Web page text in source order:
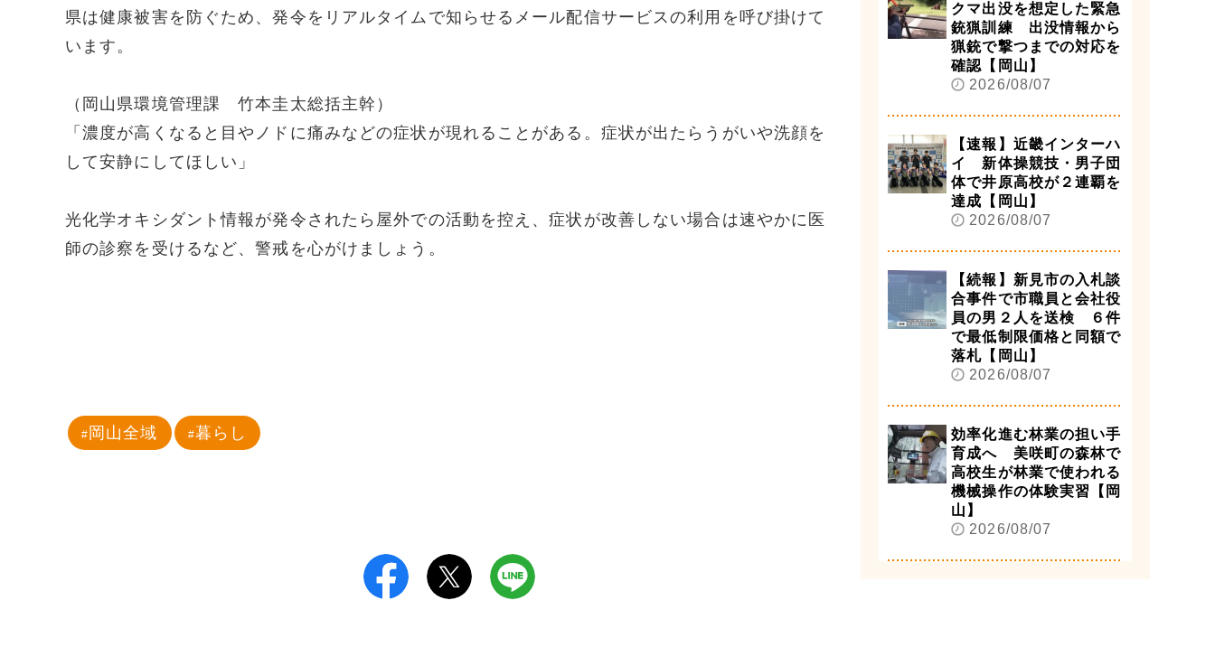
県は健康被害を防ぐため、発令をリアルタイムで知らせるメール配信サービスの利用を呼び掛けて
います。
（岡山県環境管理課 竹本圭太総括主幹）
「濃度が高くなると目やノドに痛みなどの症状が現れることがある。症状が出たらうがいや洗顔を
して安静にしてほしい」
光化学オキシダント情報が発令されたら屋外での活動を控え、症状が改善しない場合は速やかに医
師の診察を受けるなど、警戒を心がけましょう。
岡山全域 暮らし
クマ出没を想定した緊急
銃猟訓練 出没情報から
猟銃で撃つまでの対応を
確認【岡山】
2026/08/07
【速報】近畿インターハ
イ 新体操競技・男子団
体で井原高校が２連覇を
達成【岡山】
2026/08/07
【続報】新見市の入札談
合事件で市職員と会社役
員の男２人を送検 ６件
で最低制限価格と同額で
落札【岡山】
2026/08/07
効率化進む林業の担い手
育成へ 美咲町の森林で
高校生が林業で使われる
機械操作の体験実習【岡
山】
2026/08/07